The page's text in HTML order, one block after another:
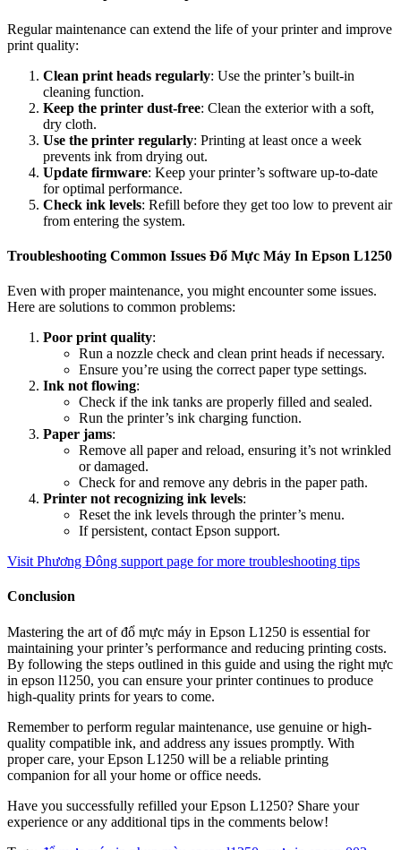
Regular maintenance can extend the life of your printer and improve
print quality:
Clean print heads regularly: Use the printer’s built-in
cleaning function.
Keep the printer dust-free: Clean the exterior with a soft,
dry cloth.
Use the printer regularly: Printing at least once a week
prevents ink from drying out.
Update firmware: Keep your printer’s software up-to-date
for optimal performance.
Check ink levels: Refill before they get too low to prevent air
from entering the system.
Troubleshooting Common Issues Đổ Mực Máy In Epson L1250
Even with proper maintenance, you might encounter some issues.
Here are solutions to common problems:
Poor print quality:
Run a nozzle check and clean print heads if necessary.
Ensure you’re using the correct paper type settings.
Ink not flowing:
Check if the ink tanks are properly filled and sealed.
Run the printer’s ink charging function.
Paper jams:
Remove all paper and reload, ensuring it’s not wrinkled
or damaged.
Check for and remove any debris in the paper path.
Printer not recognizing ink levels:
Reset the ink levels through the printer’s menu.
If persistent, contact Epson support.
Visit Phương Đông support page for more troubleshooting tips
Conclusion
Mastering the art of đổ mực máy in Epson L1250 is essential for
maintaining your printer’s performance and reducing printing costs.
By following the steps outlined in this guide and using the right mực
in epson l1250, you can ensure your printer continues to produce
high-quality prints for years to come.
Remember to perform regular maintenance, use genuine or high-
quality compatible ink, and address any issues promptly. With
proper care, your Epson L1250 will be a reliable printing
companion for all your home or office needs.
Have you successfully refilled your Epson L1250? Share your
experience or any additional tips in the comments below!